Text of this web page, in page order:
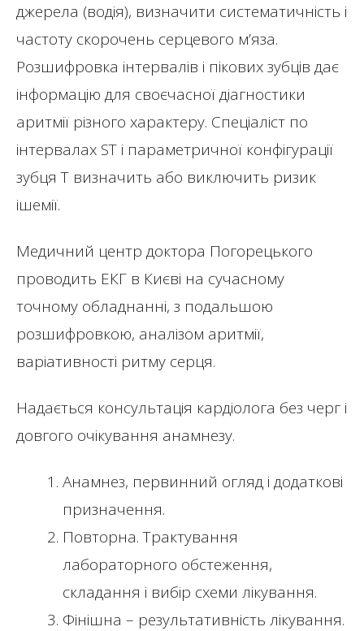
джерела (водія), визначити систематичність і
частоту скорочень серцевого м’яза.
Розшифровка інтервалів і пікових зубців дає
інформацію для своєчасної діагностики
аритмії різного характеру. Спеціаліст по
інтервалах ST і параметричної конфігурації
зубця T визначить або виключить ризик
ішемії.
Медичний центр доктора Погорецького
проводить ЕКГ в Києві на сучасному
точному обладнанні, з подальшою
розшифровкою, аналізом аритмії,
варіативності ритму серця.
Надається консультація кардіолога без черг і
довгого очікування анамнезу.
Анамнез, первинний огляд і додаткові
призначення.
Повторна. Трактування
лабораторного обстеження,
складання і вибір схеми лікування.
Фінішна – результативність лікування.